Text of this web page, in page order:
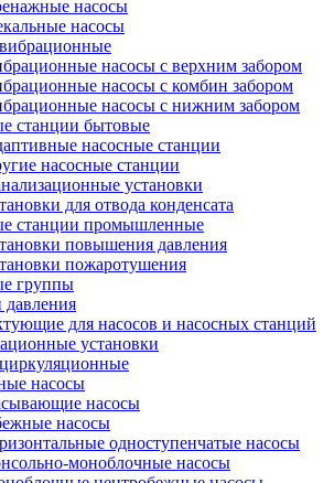
насосы
насосы
насосы с верхним забором
насосы с комбин забором
насосы с нижним забором
станции бытовые
насосные станции
насосные станции
установки
для отвода конденсата
станции промышленные
повышения давления
пожаротушения
группы
давления
для насосов и насосных станций
установки
насосы
насосы
насосы
одноступенчатые насосы
моноблочные насосы